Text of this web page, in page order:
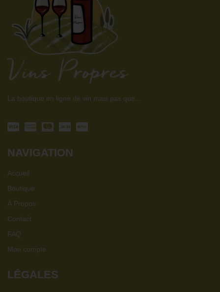
La boutique en ligne de vin mais pas que…
NAVIGATION
Accueil
Boutique
À Propos
Contact
FAQ
Mon compte
LÉGALES